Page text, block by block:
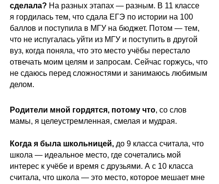
сделала? На разных этапах — разным. В 11 классе
я гордилась тем, что сдала ЕГЭ по истории на 100
баллов и поступила в МГУ на бюджет. Потом — тем,
что не испугалась уйти из МГУ и поступить в другой
вуз, когда поняла, что это место учёбы перестало
отвечать моим целям и запросам. Сейчас горжусь, что
не сдаюсь перед сложностями и занимаюсь любимым
делом.
Родители мной гордятся, потому что, со слов
мамы, я целеустремленная, смелая и мудрая.
Когда я была школьницей, до 9 класса считала, что
школа — идеальное место, где сочетались мой
интерес к учёбе и время с друзьями. А с 10 класса
считала, что школа — это место, которое мешает мне